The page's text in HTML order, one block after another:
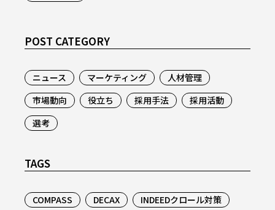
POST CATEGORY
ニュース マーケティング
人材管理
市場動向
役立ち 採用手法
採用活動
選考
TAGS
COMPASS DECAX
INDEEDクロール対策